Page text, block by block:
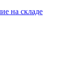
на складе